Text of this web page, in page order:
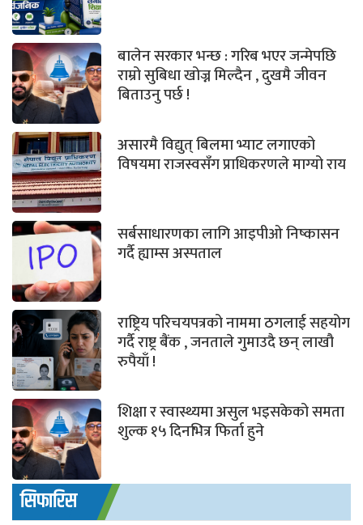
बालेन सरकार भन्छ : गरिब भएर जन्मेपछि
राम्रो सुबिधा खोज्न मिल्दैन , दुखमै जीवन
बिताउनु पर्छ !
असारमै विद्युत् बिलमा भ्याट लगाएको
विषयमा राजस्वसँग प्राधिकरणले माग्यो राय
सर्बसाधारणका लागि आइपीओ निष्कासन
गर्दै ह्याम्स अस्पताल
राष्ट्रिय परिचयपत्रको नाममा ठगलाई सहयोग
गर्दै राष्ट्र बैंक , जनताले गुमाउदै छन् लाखौ
रुपैयाँ !
शिक्षा र स्वास्थ्यमा असुल भइसकेको समता
शुल्क १५ दिनभित्र फिर्ता हुने
सिफारिस